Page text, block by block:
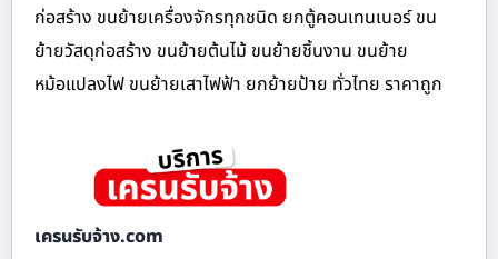
ก่อสร้าง ขนย้ายเครื่องจักรทุกชนิด ยกตู้คอนเทนเนอร์ ขน
ย้ายวัสดุก่อสร้าง ขนย้ายต้นไม้ ขนย้ายชิ้นงาน ขนย้าย
หม้อแปลงไฟ ขนย้ายเสาไฟฟ้า ยกย้ายป้าย ทั่วไทย ราคาถูก
เครนรับจ้าง.com